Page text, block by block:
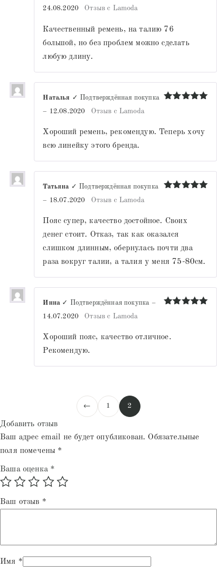
24.08.2020
Отзыв с Lamoda
Качественный ремень, на талию 76
большой, но без проблем можно сделать
любую длину.
Наталья ✓ Подтверждённая покупка
– 12.08.2020 Отзыв с Lamoda
Хороший ремень, рекомендую. Теперь хочу
всю линейку этого бренда.
Татьяна ✓ Подтверждённая покупка
– 18.07.2020 Отзыв с Lamoda
Пояс супер, качество достойное. Своих
денег стоит. Отказ, так как оказался
слишком длинным, обернулась почти два
раза вокруг талии, а талия у меня 75-80см.
Инна ✓ Подтверждённая покупка –
14.07.2020
Отзыв с Lamoda
Хороший пояс, качество отличное.
Рекомендую.
← 1 2
Добавить отзыв
Ваш адрес email не будет опубликован. Обязательные
поля помечены *
Ваша оценка *
Ваш отзыв *
Имя *